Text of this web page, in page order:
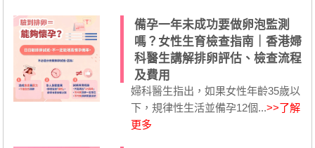
備孕一年未成功要做卵泡監測
嗎？女性生育檢查指南｜香港婦
科醫生講解排卵評估、檢查流程
及費用
婦科醫生指出，如果女性年齡35歲以
下，規律性生活並備孕12個...>>了解
更多